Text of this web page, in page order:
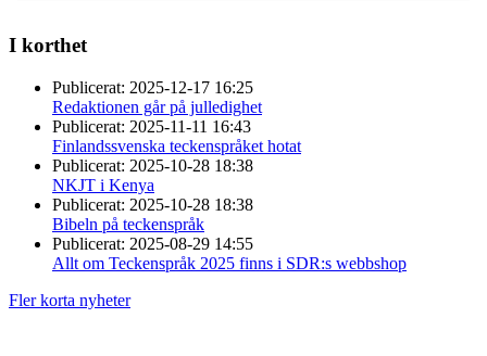
I korthet
Publicerat: 2025-12-17 16:25
Redaktionen går på julledighet
Publicerat: 2025-11-11 16:43
Finlandssvenska teckenspråket hotat
Publicerat: 2025-10-28 18:38
NKJT i Kenya
Publicerat: 2025-10-28 18:38
Bibeln på teckenspråk
Publicerat: 2025-08-29 14:55
Allt om Teckenspråk 2025 finns i SDR:s webbshop
Fler korta nyheter